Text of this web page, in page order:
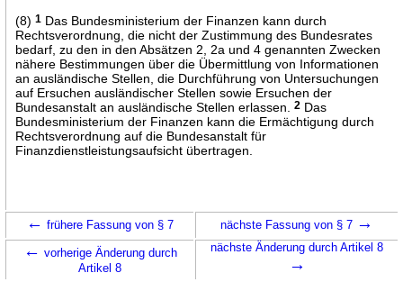
(8)1 Das Bundesministerium der Finanzen kann durch
Rechtsverordnung, die nicht der Zustimmung des Bundesrates
bedarf, zu den in den Absätzen 2, 2a und 4 genannten Zwecken
nähere Bestimmungen über die Übermittlung von Informationen
an ausländische Stellen, die Durchführung von Untersuchungen
auf Ersuchen ausländischer Stellen sowie Ersuchen der
Bundesanstalt an ausländische Stellen erlassen.2 Das
Bundesministerium der Finanzen kann die Ermächtigung durch
Rechtsverordnung auf die Bundesanstalt für
Finanzdienstleistungsaufsicht übertragen.
← frühere Fassung von § 7 nächste Fassung von § 7 →
← vorherige Änderung durch
Artikel 8
nächste Änderung durch Artikel 8
→